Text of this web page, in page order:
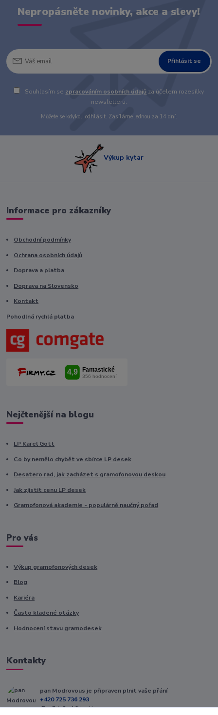
Nepropásněte novinky, akce a slevy!
Přihlásit se
Souhlasím se zpracováním osobních údajů za účelem rozesílky
newsletteru.
Můžete se kdykoli odhlásit. Zasíláme jednou za 14 dní.
Výkup kytar
Informace pro zákazníky
Obchodní podmínky
Ochrana osobních údajů
Doprava a platba
Doprava na Slovensko
Kontakt
Pohodlná rychlá platba
Nejčtenější na blogu
LP Karel Gott
Co by nemělo chybět ve sbírce LP desek
Desatero rad, jak zacházet s gramofonovou deskou
Jak zjistit cenu LP desek
Gramofonová akademie - populárně naučný pořad
Pro vás
Výkup gramofonových desek
Blog
Kariéra
Často kladené otázky
Hodnocení stavu gramodesek
Kontakty
pan Modrovous je připraven plnit vaše přání
+420 725 736 293
(Po-Pá, 8 - 16 hod.)